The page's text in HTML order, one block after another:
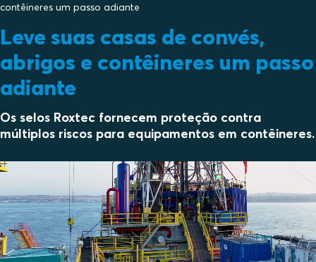
contêineres um passo adiante
Leve suas casas de convés,
abrigos e contêineres um passo
adiante
Os selos Roxtec fornecem proteção contra
múltiplos riscos para equipamentos em contêineres.